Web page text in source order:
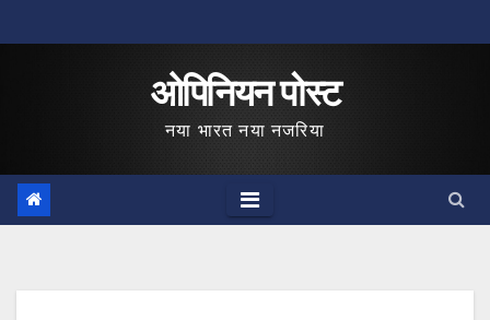
to
ओपिनियन पोस्ट
नया भारत नया नजरिया